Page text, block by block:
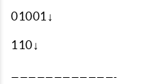
01001↓
110↓
————————————-